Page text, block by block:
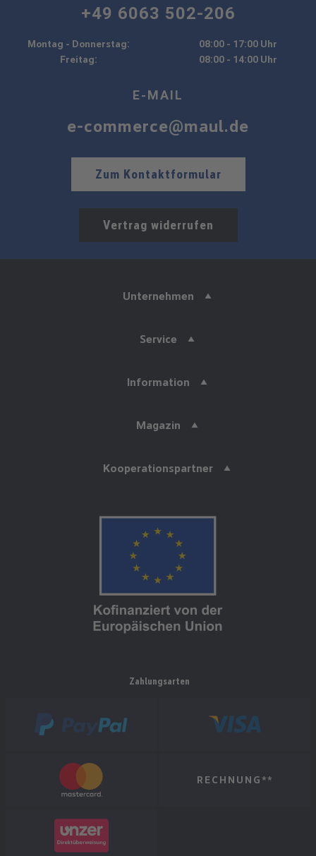
+49 6063 502-206
Montag - Donnerstag:
08:00 - 17:00 Uhr
Freitag:
08:00 - 14:00 Uhr
E-MAIL
e-commerce@maul.de
Zum Kontaktformular
Vertrag widerrufen
Unternehmen
Service
Information
Magazin
Kooperationspartner
Zahlungsarten
RECHNUNG**